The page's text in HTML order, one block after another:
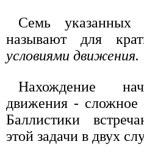
Семь указанных
называют для
условиями движения.
Нахождение
движения - сложное
Баллистики
этой задачи в двух